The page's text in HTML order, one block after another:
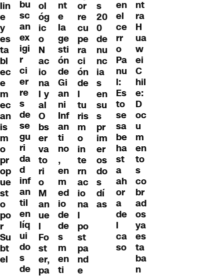
lin
e
y
es
ta
bl
ec
e
m
ec
an
is
m
o
pr
op
ue
st
o
po
r
Su
bt
el
bu
sc
an
ex
igi
r
ci
er
re
s
de
se
gu
ri
da
d
inf
an
til
en
líq
ui
do
s
de
ol
óg
ic
o
N
ac
io
na
l y
al
O
bs
er
va
to
ri
o
M
an
ue
l
Fo
st
er,
pa
nt
e
la
ge
sti
ón
de
Gi
an
ni
Inf
an
ti
no
,
en
m
ed
io
de
de
s
m
en
ti
or
re
cu
pe
ra
ci
ón
de
l
tu
ris
m
o
in
te
rn
ac
io
na
l
po
st
pa
nd
e
s
20
0
de
nu
nc
ia
s
en
su
s
pr
im
er
os
do
s
dí
as
en
el
ce
rr
o
Pa
nu
l:
Es
to
se
sa
be
ha
st
a
ah
or
a
de
l
ca
so
nt
ra
H
ua
w
ei
C
hil
e:
D
oc
u
m
en
to
s
co
br
ad
os
ya
es
ta
ba
n